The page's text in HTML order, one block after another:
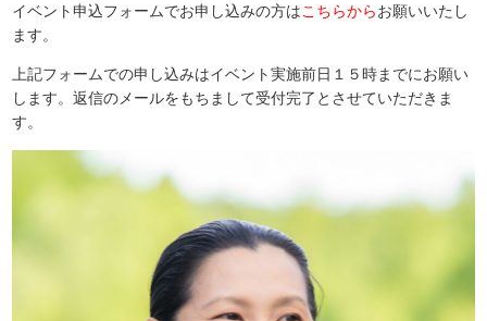
イベント申込フォームでお申し込みの方はこちらからお願いいたし
ます。
上記フォームでの申し込みはイベント実施前日１５時までにお願い
します。返信のメールをもちまして受付完了とさせていただきま
す。